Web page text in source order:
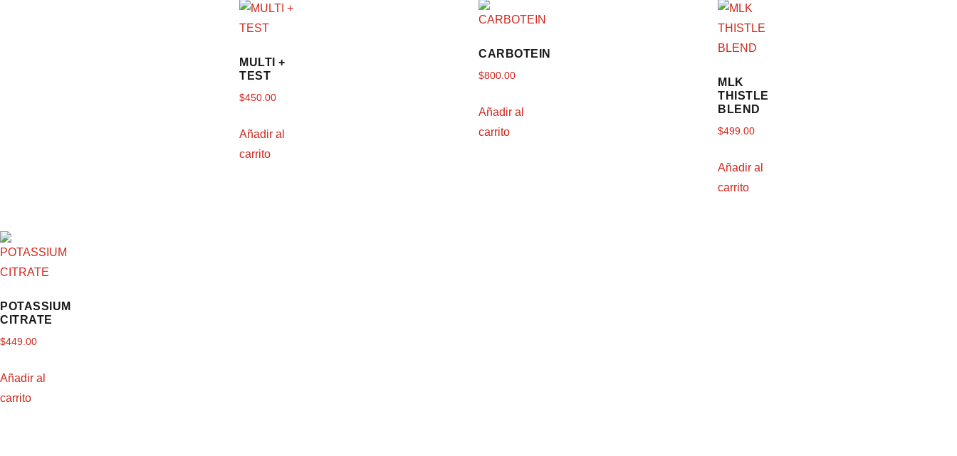
MULTI +
TEST
$450.00
Añadir al
carrito
CARBOTEIN
$800.00
Añadir al
carrito
MLK
THISTLE
BLEND
$499.00
Añadir al
carrito
POTASSIUM
CITRATE
$449.00
Añadir al
carrito